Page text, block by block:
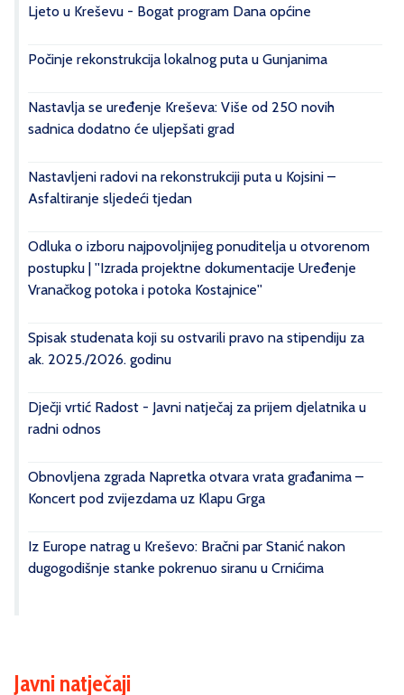
Ljeto u Kreševu - Bogat program Dana općine
Počinje rekonstrukcija lokalnog puta u Gunjanima
Nastavlja se uređenje Kreševa: Više od 250 novih
sadnica dodatno će uljepšati grad
Nastavljeni radovi na rekonstrukciji puta u Kojsini –
Asfaltiranje sljedeći tjedan
Odluka o izboru najpovoljnijeg ponuditelja u otvorenom
postupku | ''Izrada projektne dokumentacije Uređenje
Vranačkog potoka i potoka Kostajnice''
Spisak studenata koji su ostvarili pravo na stipendiju za
ak. 2025./2026. godinu
Dječji vrtić Radost - Javni natječaj za prijem djelatnika u
radni odnos
Obnovljena zgrada Napretka otvara vrata građanima –
Koncert pod zvijezdama uz Klapu Grga
Iz Europe natrag u Kreševo: Bračni par Stanić nakon
dugogodišnje stanke pokrenuo siranu u Crnićima
Javni natječaji